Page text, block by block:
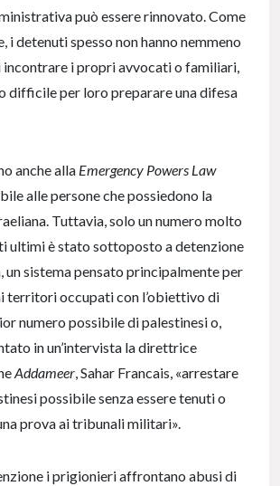
può essere rinnovato. Come
i detenuti spesso non hanno nemmeno
i propri avvocati o familiari,
difficile per loro preparare una difesa
anche alla Emergency Powers Law
alle persone che possiedono la
Tuttavia, solo un numero molto
ultimi è stato sottoposto a detenzione
sistema pensato principalmente per
territori occupati con l’obiettivo di
numero possibile di palestinesi o,
in un’intervista la direttrice
Addameer, Sahar Francais, «arrestare
possibile senza essere tenuti o
prova ai tribunali militari».
i prigionieri affrontano abusi di